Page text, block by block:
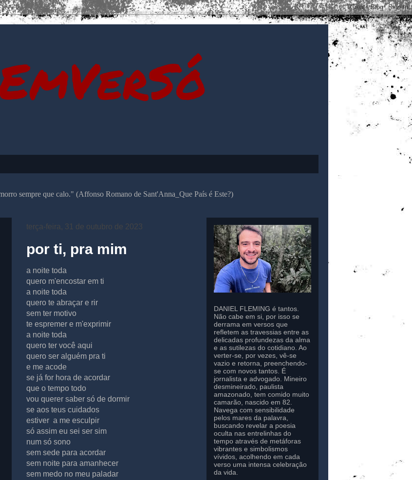
sempre que calo." (Affonso Romano de Sant'Anna_Que País é Este?)
terça-feira, 31 de outubro de 2023
por ti, pra mim
a noite toda
quero m'encostar em ti
a noite toda
quero te abraçar e rir
sem ter motivo
te espremer e m'exprimir
a noite toda
quero ter você aqui
quero ser alguém pra ti
e me acode
se já for hora de acordar
que o tempo todo
vou querer saber só de dormir
se aos teus cuidados
estiver a me esculpir
só assim eu sei ser sim
num só sono
sem sede para acordar
sem noite para amanhecer
sem medo no meu paladar
DANIEL FLEMING é tantos.
Não cabe em si, por isso se
derrama em versos que
refletem as travessias entre as
delicadas profundezas da alma
e as sutilezas do cotidiano. Ao
verter-se, por vezes, vê-se
vazio e retorna, preenchendo-
se com novos tantos. É
jornalista e advogado. Mineiro
desmineirado, paulista
amazonado, tem comido muito
camarão, nascido em 82.
Navega com sensibilidade
pelos mares da palavra,
buscando revelar a poesia
oculta nas entrelinhas do
tempo através de metáforas
vibrantes e simbolismos
vívidos, acolhendo em cada
verso uma intensa celebração
da vida.